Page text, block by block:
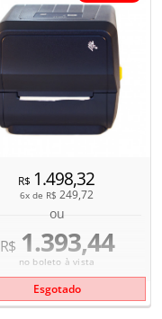
R$1.498,32
6x de R$ 249,72
ou
R$1.393,44
no boleto à vista
Esgotado